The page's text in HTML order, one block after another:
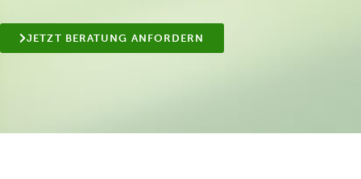
JETZT BERATUNG ANFORDERN